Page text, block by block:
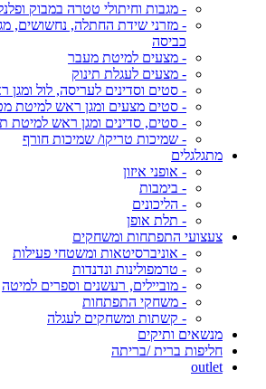
- מגבות וחיתולי טטרה במבוק
- מזרני שידת החתלה, נחשושים,
כביסה
- מצעים למיטת מעבר
- מצעים לעגלת תינוק
- סטים וסדינים לעריסה, לול ומגן
- סטים מצעים ומגן ראש למיטת
- סטים, סדינים ומגן ראש למיטת
- שמיכות טריקו/ שמיכות חורף
מתגלגלים
- אופני איזון
- בימבות
- הליכונים
- תלת אופן
צעצועי התפתחות ומשחקים
- אוניברסיטאות ומשטחי פעילות
- טרמפולינות ונדנדות
- מוביילים, רעשנים וספרים למיטה
- משחקי התפתחות
- קשתות ומשחקים לעגלה
מנשאים ותיקים
חליפות ברית /בריתה
outlet